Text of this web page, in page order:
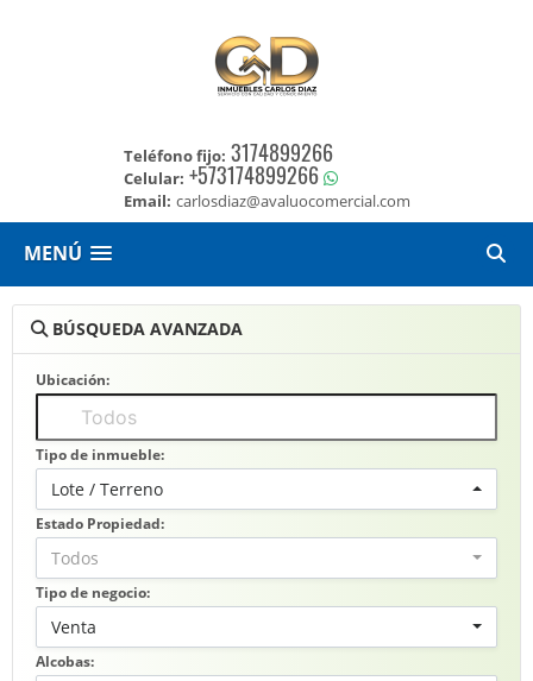
Teléfono fijo: 3174899266
Celular: +573174899266
Email: carlosdiaz@avaluocomercial.com
MENÚ
BÚSQUEDA AVANZADA
Ubicación:
Tipo de inmueble:
Lote / Terreno
Estado Propiedad:
Todos
Tipo de negocio:
Venta
Alcobas: